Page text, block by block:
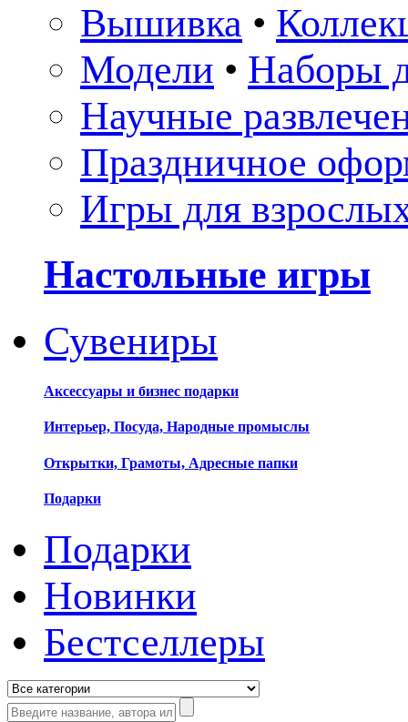
Вышивка •
Модели • Наборы
Научные
Праздничное
Игры для
Настольные игры
Сувениры
Аксессуары и бизнес подарки
Интерьер, Посуда, Народные промыслы
Открытки, Грамоты, Адресные папки
Подарки
Подарки
Новинки
Бестселлеры